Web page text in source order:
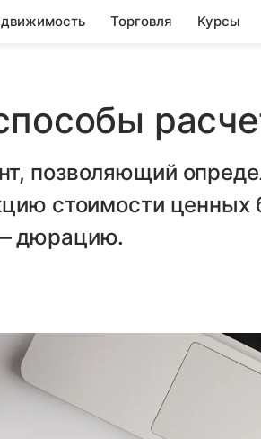
Торговля Курсы
позволяющий
стоимости ценных
дюрацию.